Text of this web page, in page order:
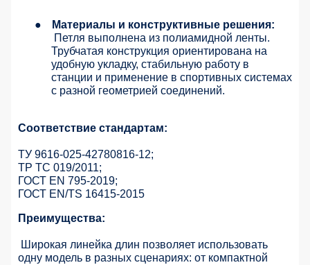
●
Материалы и конструктивные решения:
Петля выполнена из полиамидной ленты.
Трубчатая конструкция ориентирована на
удобную укладку, стабильную работу в
станции и применение в спортивных системах
с разной геометрией соединений.
Соответствие стандартам:
ТУ 9616-025-42780816-12;
ТР ТС 019/2011;
ГОСТ ЕN 795-2019;
ГОСТ EN/TS 16415-2015
Преимущества:
Широкая линейка длин позволяет использовать
одну модель в разных сценариях: от компактной